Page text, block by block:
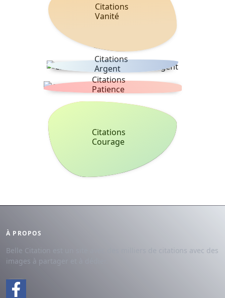
Citations
Vanité
Citations
Argent
Citations
Patience
Citations
Courage
À PROPOS
Belle Citation est un site avec des milliers de citations avec des
images à partager et à dédier.